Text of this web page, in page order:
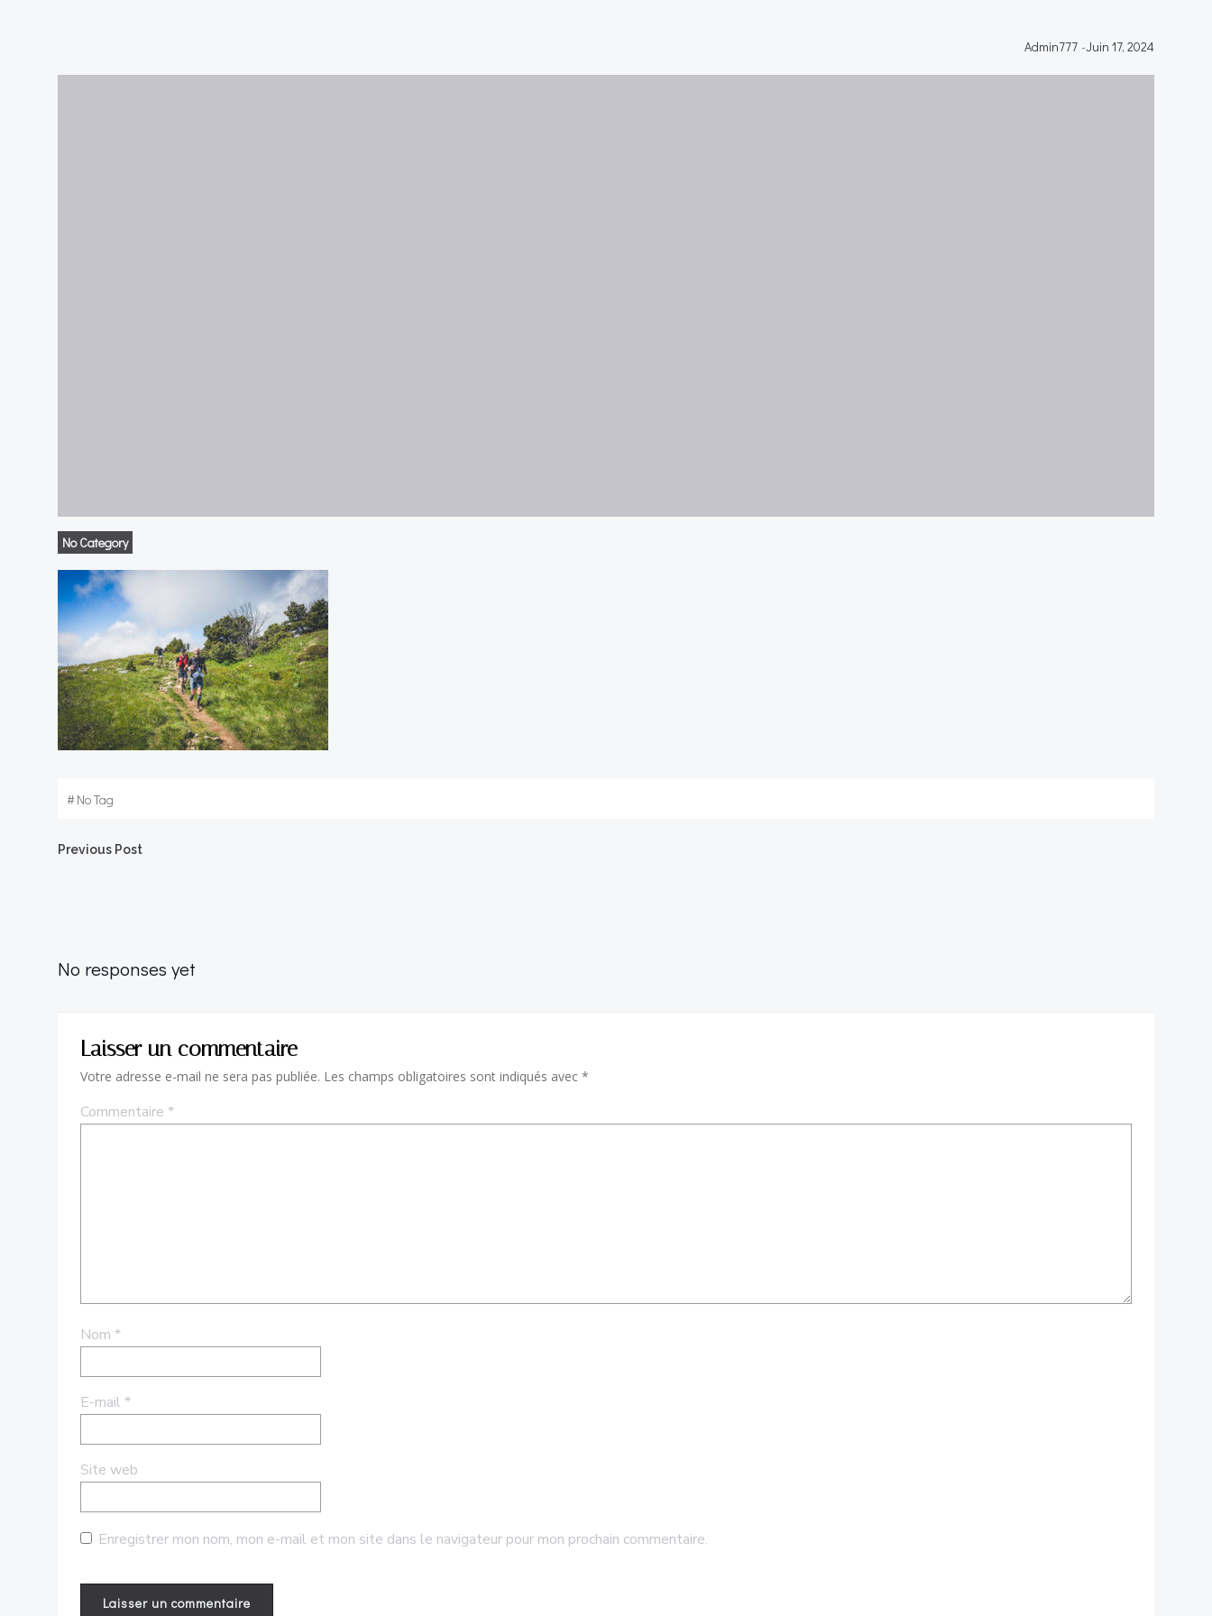
Admin777 -Juin 17, 2024
No Category
#No Tag
Post
Previous Post
No responses yet
Laisser un commentaire
Votre adresse e-mail ne sera pas publiée. Les champs obligatoires sont indiqués avec *
Commentaire *
Nom *
E-mail *
Site web
Enregistrer mon nom, mon e-mail et mon site dans le navigateur pour mon prochain commentaire.